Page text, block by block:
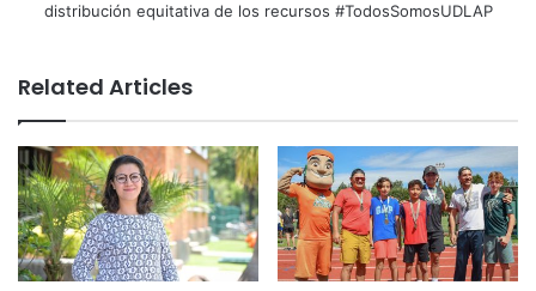
distribución equitativa de los recursos #TodosSomosUDLAP
Related Articles